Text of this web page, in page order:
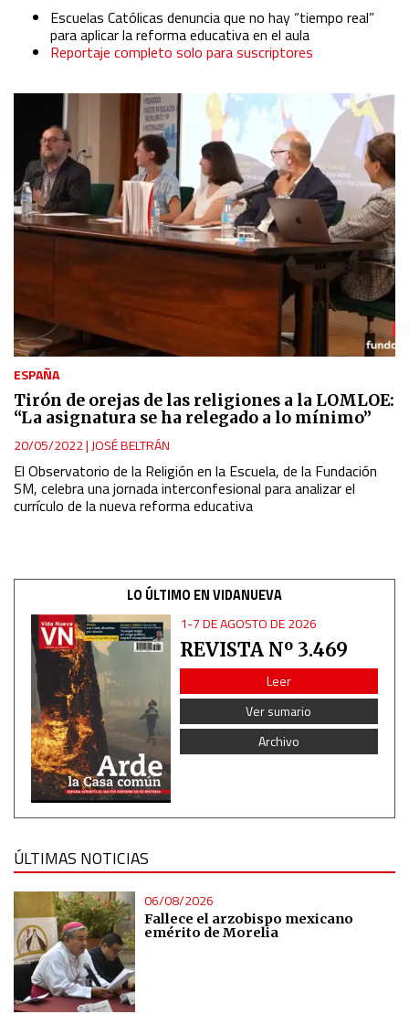
Escuelas Católicas denuncia que no hay “tiempo real”
para aplicar la reforma educativa en el aula
Reportaje completo solo para suscriptores
ESPAÑA
Tirón de orejas de las religiones a la LOMLOE:
“La asignatura se ha relegado a lo mínimo”
20/05/2022| JOSÉ BELTRÁN
El Observatorio de la Religión en la Escuela, de la Fundación
SM, celebra una jornada interconfesional para analizar el
currículo de la nueva reforma educativa
LO ÚLTIMO EN VIDANUEVA
1-7 DE AGOSTO DE 2026
REVISTA Nº 3.469
Leer
Ver sumario
Archivo
ÚLTIMAS NOTICIAS
06/08/2026
Fallece el arzobispo mexicano
emérito de Morelia
Understand audiences through statistics or combinations
of data from different sources
Develop and improve services
Use limited data to select content
IAB Special Features:
Use precise geolocation data
Identify devices based on information actively requested
Non-IAB processing purposes:
Essential
Analytical
Functional